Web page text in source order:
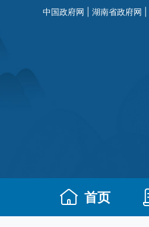
中国政府网 湖南省政府网
首页